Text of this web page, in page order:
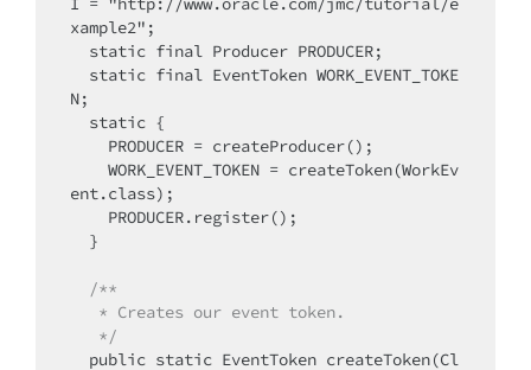
xample2";
N;
ent.class);
/**
   * Creates our event token.
   */